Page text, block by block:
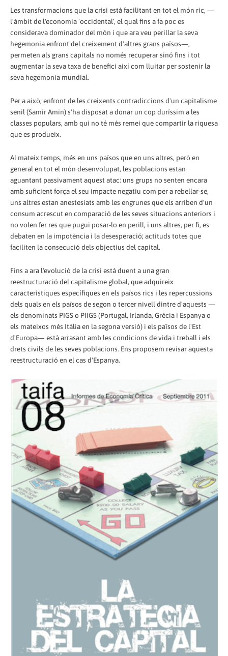
Les transformacions que la crisi està facilitant en tot el món ric, —
l'àmbit de l'economia ‘occidental’, el qual fins a fa poc es
considerava dominador del món i que ara veu perillar la seva
hegemonia enfront del creixement d'altres grans països—,
permeten als grans capitals no només recuperar sinó fins i tot
augmentar la seva taxa de benefici així com lluitar per sostenir la
seva hegemonia mundial.
Per a això, enfront de les creixents contradiccions d'un capitalisme
senil (Samir Amin) s'ha disposat a donar un cop duríssim a les
classes populars, amb qui no té més remei que compartir la riquesa
que es produeix.
Al mateix temps, més en uns països que en uns altres, però en
general en tot el món desenvolupat, les poblacions estan
aguantant passivament aquest atac: uns grups no senten encara
amb suficient força el seu impacte negatiu com per a rebel·lar-se,
uns altres estan anestesiats amb les engrunes que els arriben d'un
consum acrescut en comparació de les seves situacions anteriors i
no volen fer res que pugui posar-lo en perill, i uns altres, per fi, es
debaten en la impotència i la desesperació; actituds totes que
faciliten la consecució dels objectius del capital.
Fins a ara l'evolució de la crisi està duent a una gran
reestructuració del capitalisme global, que adquireix
característiques específiques en els països rics i les repercussions
dels quals en els països de segon o tercer nivell dintre d'aquests —
els denominats PIGS o PIIGS (Portugal, Irlanda, Grècia i Espanya o
els mateixos més Itàlia en la segona versió) i els països de l'Est
d'Europa— està arrasant amb les condicions de vida i treball i els
drets civils de les seves poblacions. Ens proposem revisar aquesta
reestructuració en el cas d'Espanya.